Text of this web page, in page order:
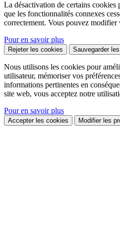
La désactivation de certains cookies
que les fonctionnalités connexes
correctement. Vous pouvez modifier
Pour en savoir plus
Rejeter les cookies Sauvegarder
Nous utilisons les cookies pour
utilisateur, mémoriser vos
informations pertinentes en
site web, vous acceptez notre
Pour en savoir plus
Accepter les cookies Modifier les